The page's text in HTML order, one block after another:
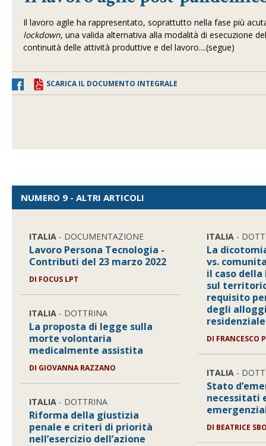
Il lavoro agile ha rappresentato, soprattutto nella fase più
lockdown, una valida alternativa alla modalità di esecuzione
continuità delle attività produttive e del lavoro....(segue)
SCARICA IL DOCUMENTO INTEGRALE
NUMERO 9 - ALTRI ARTICOLI
ITALIA - DOCUMENTAZIONE
Lavoro Persona Tecnologia -
Contributi del 23 marzo 2022
DI FOCUS LPT
ITALIA - DOTTRINA
La proposta di legge sulla
morte volontaria
medicalmente assistita
DI GIOVANNA RAZZANO
ITALIA - DOTTRINA
Riforma della giustizia
penale e criteri di priorità
nell’esercizio dell’azione
ITALIA -
La
vs.
il caso
sul
requisito
degli
DI FRANCESCO
ITALIA -
Stato
necessitati
DI BEATRICE